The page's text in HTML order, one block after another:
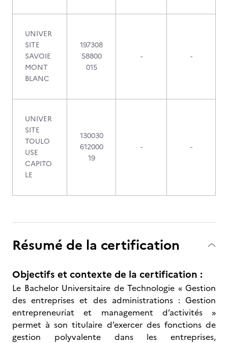
UNIVER
SITE
SAVOIE
MONT
BLANC
197308
58800
015
- -
UNIVER
SITE
TOULO
USE
CAPITO
LE
130030
612000
19
- -
Résumé de la certification
Objectifs et contexte de la certification :
Le Bachelor Universitaire de Technologie « Gestion
des entreprises et des administrations : Gestion
entrepreneuriat et management d’activités »
permet à son titulaire d’exercer des fonctions de
gestion polyvalente dans les entreprises,